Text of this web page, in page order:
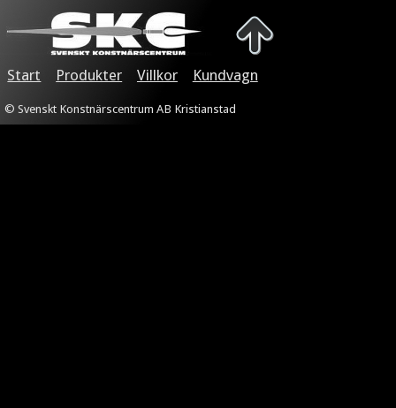
Start Produkter Villkor Kundvagn
© Svenskt Konstnärscentrum AB Kristianstad